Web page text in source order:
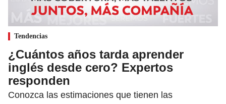
Tendencias
¿Cuántos años tarda aprender
inglés desde cero? Expertos
responden
Conozca las estimaciones que tienen las